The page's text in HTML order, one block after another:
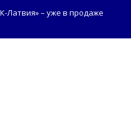
Латвия» – уже в продаже